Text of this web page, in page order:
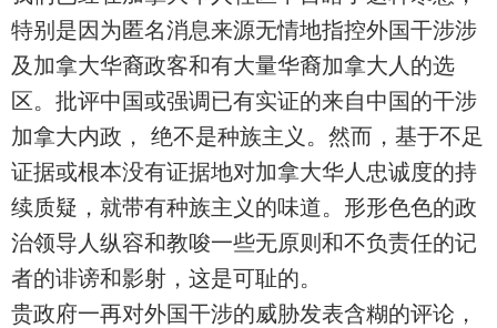
特别是因为匿名消息来源无情地指控外国干涉涉
及加拿大华裔政客和有大量华裔加拿大人的选
区。批评中国或强调已有实证的来自中国的干涉
加拿大内政， 绝不是种族主义。然而，基于不足
证据或根本没有证据地对加拿大华人忠诚度的持
续质疑，就带有种族主义的味道。形形色色的政
治领导人纵容和教唆一些无原则和不负责任的记
者的诽谤和影射，这是可耻的。
贵政府一再对外国干涉的威胁发表含糊的评论，